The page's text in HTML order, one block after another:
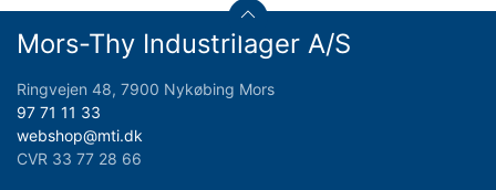
Mors-Thy Industrilager A/S
Ringvejen 48, 7900 Nykøbing Mors
97 71 11 33
webshop@mti.dk
CVR 33 77 28 66